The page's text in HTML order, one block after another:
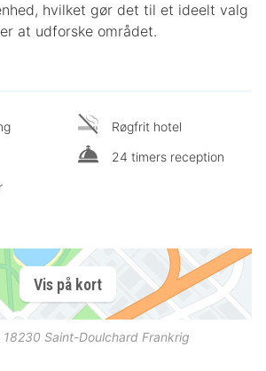
hvilket gør det til et ideelt valg
at udforske området.
Røgfrit hotel
24 timers reception
Vis på kort
18230 Saint-Doulchard Frankrig